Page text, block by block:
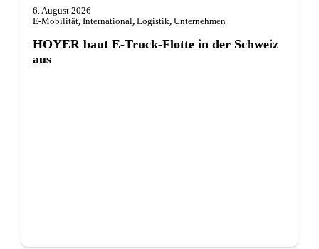
6. August 2026
E-Mobilität, International, Logistik, Unternehmen
HOYER baut E-Truck-Flotte in der Schweiz
aus